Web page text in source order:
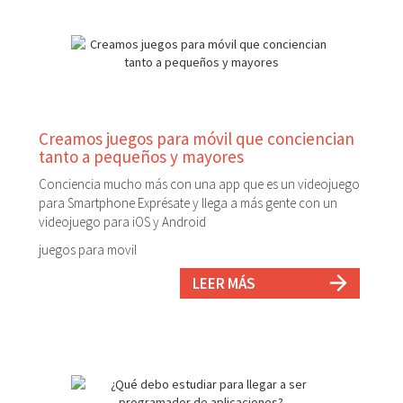
Creamos juegos para móvil que conciencian
tanto a pequeños y mayores
Conciencia mucho más con una app que es un videojuego
para Smartphone Exprésate y llega a más gente con un
videojuego para iOS y Android
juegos para movil
LEER MÁS